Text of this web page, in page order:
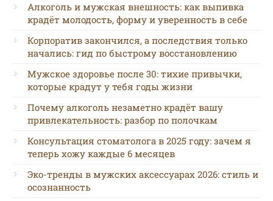
Алкоголь и мужская внешность: как выпивка
крадёт молодость, форму и уверенность в себе
Корпоратив закончился, а последствия только
начались: гид по быстрому восстановлению
Мужское здоровье после 30: тихие привычки,
которые крадут у тебя годы жизни
Почему алкоголь незаметно крадёт вашу
привлекательность: разбор по полочкам
Консультация стоматолога в 2025 году: зачем я
теперь хожу каждые 6 месяцев
Эко-тренды в мужских аксессуарах 2026: стиль и
осознанность